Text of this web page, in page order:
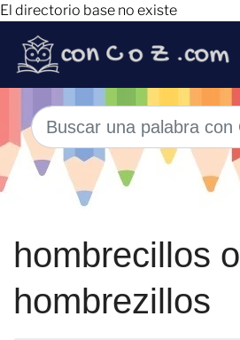
El directorio base no existe
hombrecillos o
hombrezillos